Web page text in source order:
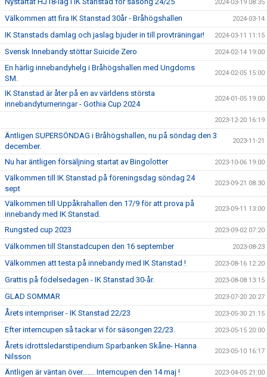
2024-03-19 08:35
Välkommen att fira IK Stanstad 30år - Bråhögshallen 2024-03-14
IK Stanstads damlag och jaslag bjuder in till provträningar! 2024-03-11 11:15
Svensk Innebandy stöttar Suicide Zero 2024-02-14 19:00
En härlig innebandyhelg i Bråhögshallen med Ungdoms
SM.
2024-02-05 15:00
IK Stanstad är åter på en av världens största
innebandyturneringar - Gothia Cup 2024
2024-01-05 19:00
2023-12-20 16:19
Äntligen SUPERSÖNDAG i Bråhögshallen, nu på söndag den 3
december.
2023-11-21
Nu har äntligen försäljning startat av Bingolotter 2023-10-06 19:00
Välkommen till IK Stanstad på föreningsdag söndag 24
sept
2023-09-21 08:30
Välkommen till Uppåkrahallen den 17/9 för att prova på
innebandy med IK Stanstad.
2023-09-11 13:00
Rungsted cup 2023 2023-09-02 07:20
Välkommen till Stanstadcupen den 16 september 2023-08-23
Välkommen att testa på innebandy med IK Stanstad ! 2023-08-16 12:20
Grattis på födelsedagen - IK Stanstad 30-år. 2023-08-08 13:15
GLAD SOMMAR 2023-07-20 20:27
Årets internpriser - IK Stanstad 22/23 2023-05-30 21:15
Efter interncupen så tackar vi för säsongen 22/23. 2023-05-15 20:00
Årets idrottsledarstipendium Sparbanken Skåne- Hanna
Nilsson
2023-05-10 16:17
Äntligen är väntan över....... Interncupen den 14 maj ! 2023-04-05 21:00